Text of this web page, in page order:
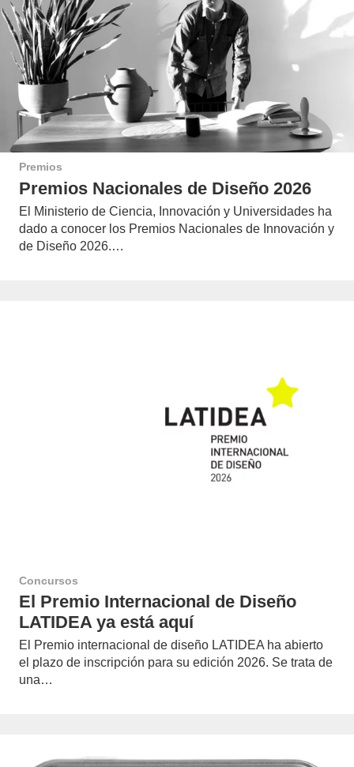
Premios
Premios Nacionales de Diseño 2026
El Ministerio de Ciencia, Innovación y Universidades ha
dado a conocer los Premios Nacionales de Innovación y
de Diseño 2026.…
Concursos
El Premio Internacional de Diseño
LATIDEA ya está aquí
El Premio internacional de diseño LATIDEA ha abierto
el plazo de inscripción para su edición 2026. Se trata de
una…